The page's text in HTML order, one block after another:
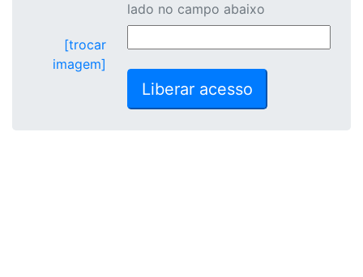
[trocar
imagem]
lado no campo abaixo